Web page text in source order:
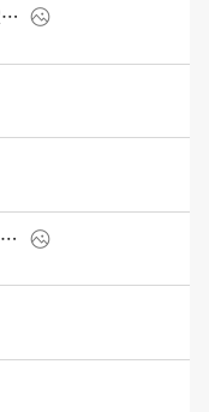
애스턴마틴 Dreadnought Concept (2026)
람보르기니 Temerario Ad Personam (2026)